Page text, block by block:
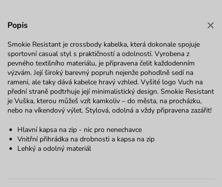
Popis
Smokie Resistant je crossbody kabelka, která dokonale spojuje
sportovní casual styl s praktičností a odolností. Vyrobena z
pevného textilního materiálu, je připravena čelit každodenním
výzvám. Její široký barevný popruh nejenže pohodlně sedí na
rameni, ale taky dává kabelce hravý vzhled. Vyšité logo Vuch na
přední straně podtrhuje její minimalistický design. Smokie Resistant
je Vuška, kterou můžeš vzít kamkoliv – do města, na procházku,
nebo na víkendový výlet. Stylová, odolná a vždy připravena zazářit!
Hlavní kapsa na zip - nic pro nenechavce
Vnitřní přihrádka na drobnosti a kapsa na zip
Lehký a odolný materiál